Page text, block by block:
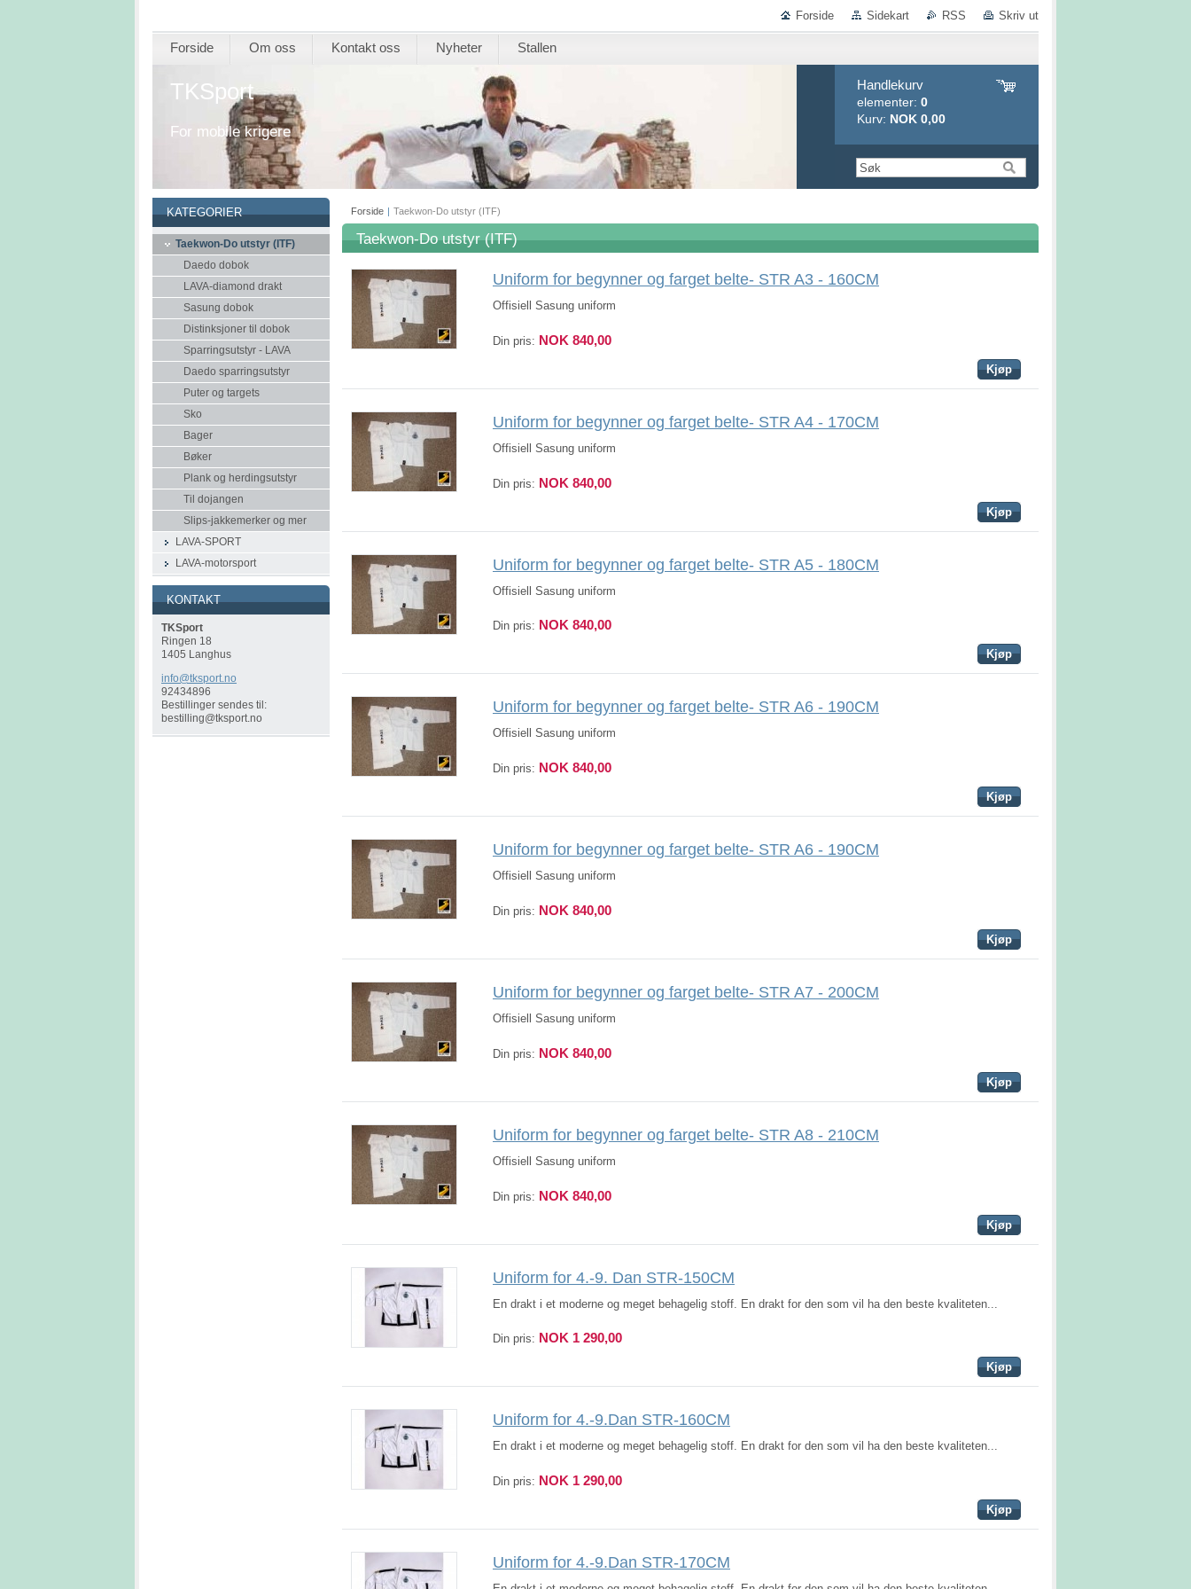
Forside Sidekart RSS Skriv ut
Forside Om oss Kontakt oss Nyheter Stallen
TKSport
For mobile krigere
Handlekurv
elementer: 0
Kurv: NOK 0,00
Forside | Taekwon-Do utstyr (ITF)
Taekwon-Do utstyr (ITF)
Uniform for begynner og farget belte- STR A3 - 160CM
Offisiell Sasung uniform
Din pris: NOK 840,00
Kjøp
Uniform for begynner og farget belte- STR A4 - 170CM
Offisiell Sasung uniform
Din pris: NOK 840,00
Kjøp
Uniform for begynner og farget belte- STR A5 - 180CM
Offisiell Sasung uniform
Din pris: NOK 840,00
Kjøp
Uniform for begynner og farget belte- STR A6 - 190CM
Offisiell Sasung uniform
Din pris: NOK 840,00
Kjøp
Uniform for begynner og farget belte- STR A6 - 190CM
Offisiell Sasung uniform
Din pris: NOK 840,00
Kjøp
Uniform for begynner og farget belte- STR A7 - 200CM
Offisiell Sasung uniform
Din pris: NOK 840,00
Kjøp
Uniform for begynner og farget belte- STR A8 - 210CM
Offisiell Sasung uniform
Din pris: NOK 840,00
Kjøp
Uniform for 4.-9. Dan STR-150CM
En drakt i et moderne og meget behagelig stoff. En drakt for den som vil ha den beste kvaliteten...
Din pris: NOK 1 290,00
Kjøp
Uniform for 4.-9.Dan STR-160CM
En drakt i et moderne og meget behagelig stoff. En drakt for den som vil ha den beste kvaliteten...
Din pris: NOK 1 290,00
Kjøp
Uniform for 4.-9.Dan STR-170CM
KATEGORIER
Taekwon-Do utstyr (ITF)
Daedo dobok
LAVA-diamond drakt
Sasung dobok
Distinksjoner til dobok
Sparringsutstyr - LAVA
Daedo sparringsutstyr
Puter og targets
Sko
Bager
Bøker
Plank og herdingsutstyr
Til dojangen
Slips-jakkemerker og mer
LAVA-SPORT
LAVA-motorsport
KONTAKT
TKSport
Ringen 18
1405 Langhus
info@tksport.no
92434896
Bestillinger sendes til:
bestilling@tksport.no